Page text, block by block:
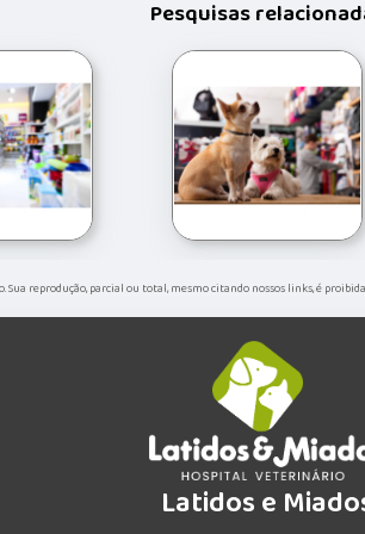
Pesquisas
Sua reprodução, parcial ou total, mesmo citando nossos links, é
Latidos e